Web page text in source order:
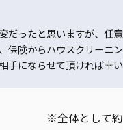
だったと思いますが、任
保険からハウスクリーニ
手にならせて頂ければ幸
※全体として約